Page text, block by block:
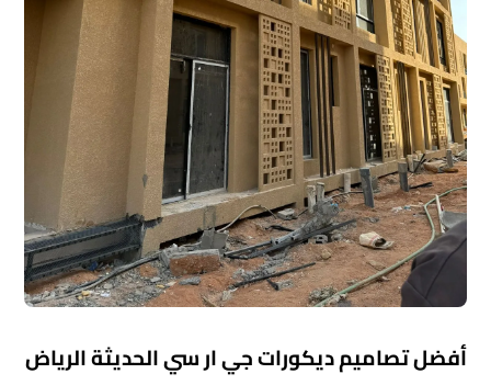
أفضل تصاميم ديكورات جي ار سي الحديثة الرياض